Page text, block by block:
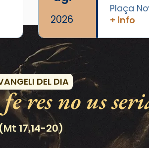
2026
Plaça
+ info
Esdeveniments
DEL DIA
res no us
(Mt 17,14-20)